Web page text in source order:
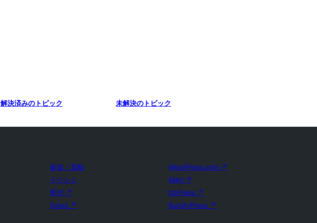
解決済みのトピック 未解決のトピック
参加・貢献
イベント
寄付 ↗
Swag ↗
WordPress.com ↗
Matt ↗
bbPress ↗
BuddyPress ↗